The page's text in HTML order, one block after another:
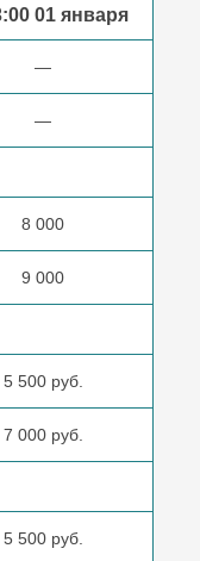
01 января
—
—
8 000
9 000
5 500 руб.
7 000 руб.
5 500 руб.